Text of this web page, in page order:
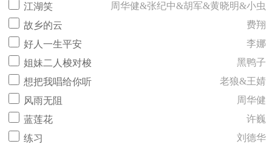
江湖笑
周华健&张纪中&胡军&黄晓明&小虫
故乡的云
费翔
好人一生平安
李娜
姐妹二人梭对梭
黑鸭子
想把我唱给你听
老狼&王婧
风雨无阻
周华健
蓝莲花
许巍
练习
刘德华